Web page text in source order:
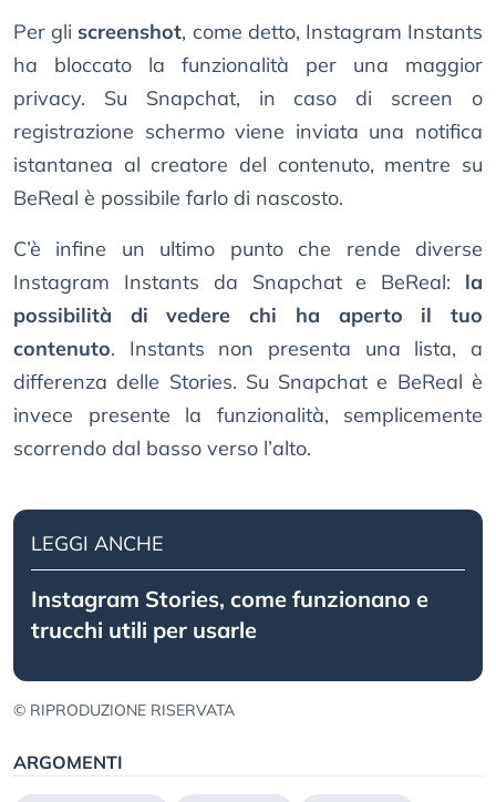
Per gli screenshot, come detto, Instagram Instants
ha bloccato la funzionalità per una maggior
privacy. Su Snapchat, in caso di screen o
registrazione schermo viene inviata una notifica
istantanea al creatore del contenuto, mentre su
BeReal è possibile farlo di nascosto.
C’è infine un ultimo punto che rende diverse
Instagram Instants da Snapchat e BeReal: la
possibilità di vedere chi ha aperto il tuo
contenuto. Instants non presenta una lista, a
differenza delle Stories. Su Snapchat e BeReal è
invece presente la funzionalità, semplicemente
scorrendo dal basso verso l’alto.
LEGGI ANCHE
Instagram Stories, come funzionano e
trucchi utili per usarle
© RIPRODUZIONE RISERVATA
ARGOMENTI